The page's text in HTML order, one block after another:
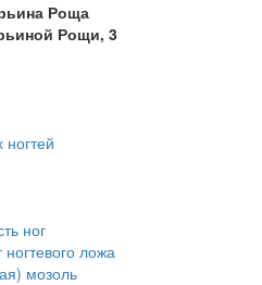
Роща
Рощи, 3
ног
ложа
мозоль